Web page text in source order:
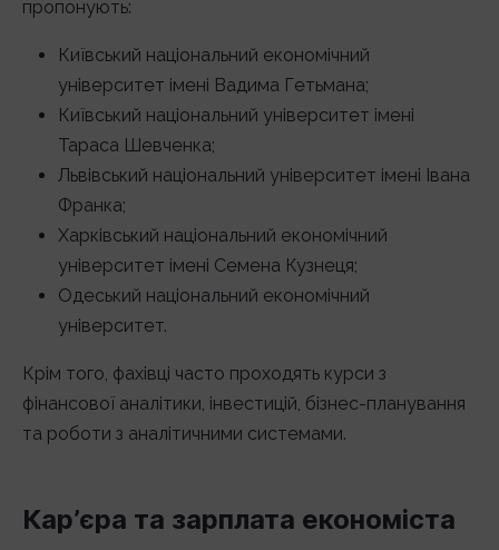
пропонують:
Київський національний економічний
університет імені Вадима Гетьмана;
Київський національний університет імені
Тараса Шевченка;
Львівський національний університет імені Івана
Франка;
Харківський національний економічний
університет імені Семена Кузнеця;
Одеський національний економічний
університет.
Крім того, фахівці часто проходять курси з
фінансової аналітики, інвестицій, бізнес-планування
та роботи з аналітичними системами.
Кар’єра та зарплата економіста